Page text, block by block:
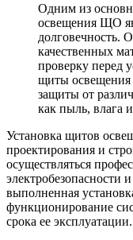
Одним из
освещения ЩО
долговечность.
качественных
проверку перед
щиты
защиты от
как пыль, влага
Установка щитов
проектирования и
осуществляться
электробезопасности
выполненная
функционирование
срока ее эксплуатации.